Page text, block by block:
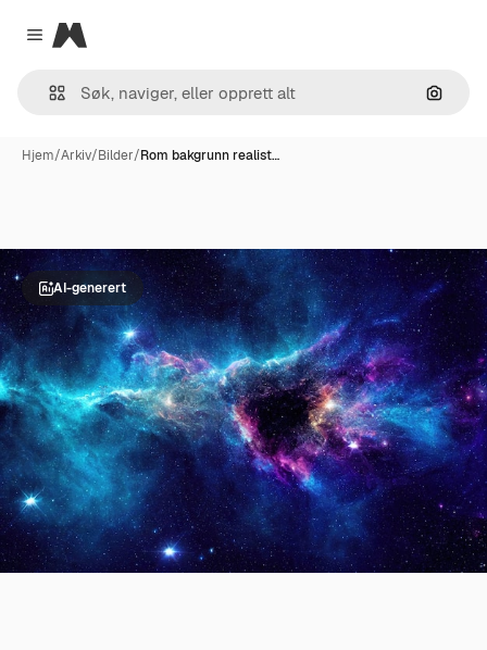
Close menu
Magnific
Søk
Hjem/Arkiv/Bilder/Rom bakgrunn realist…
AI-generert